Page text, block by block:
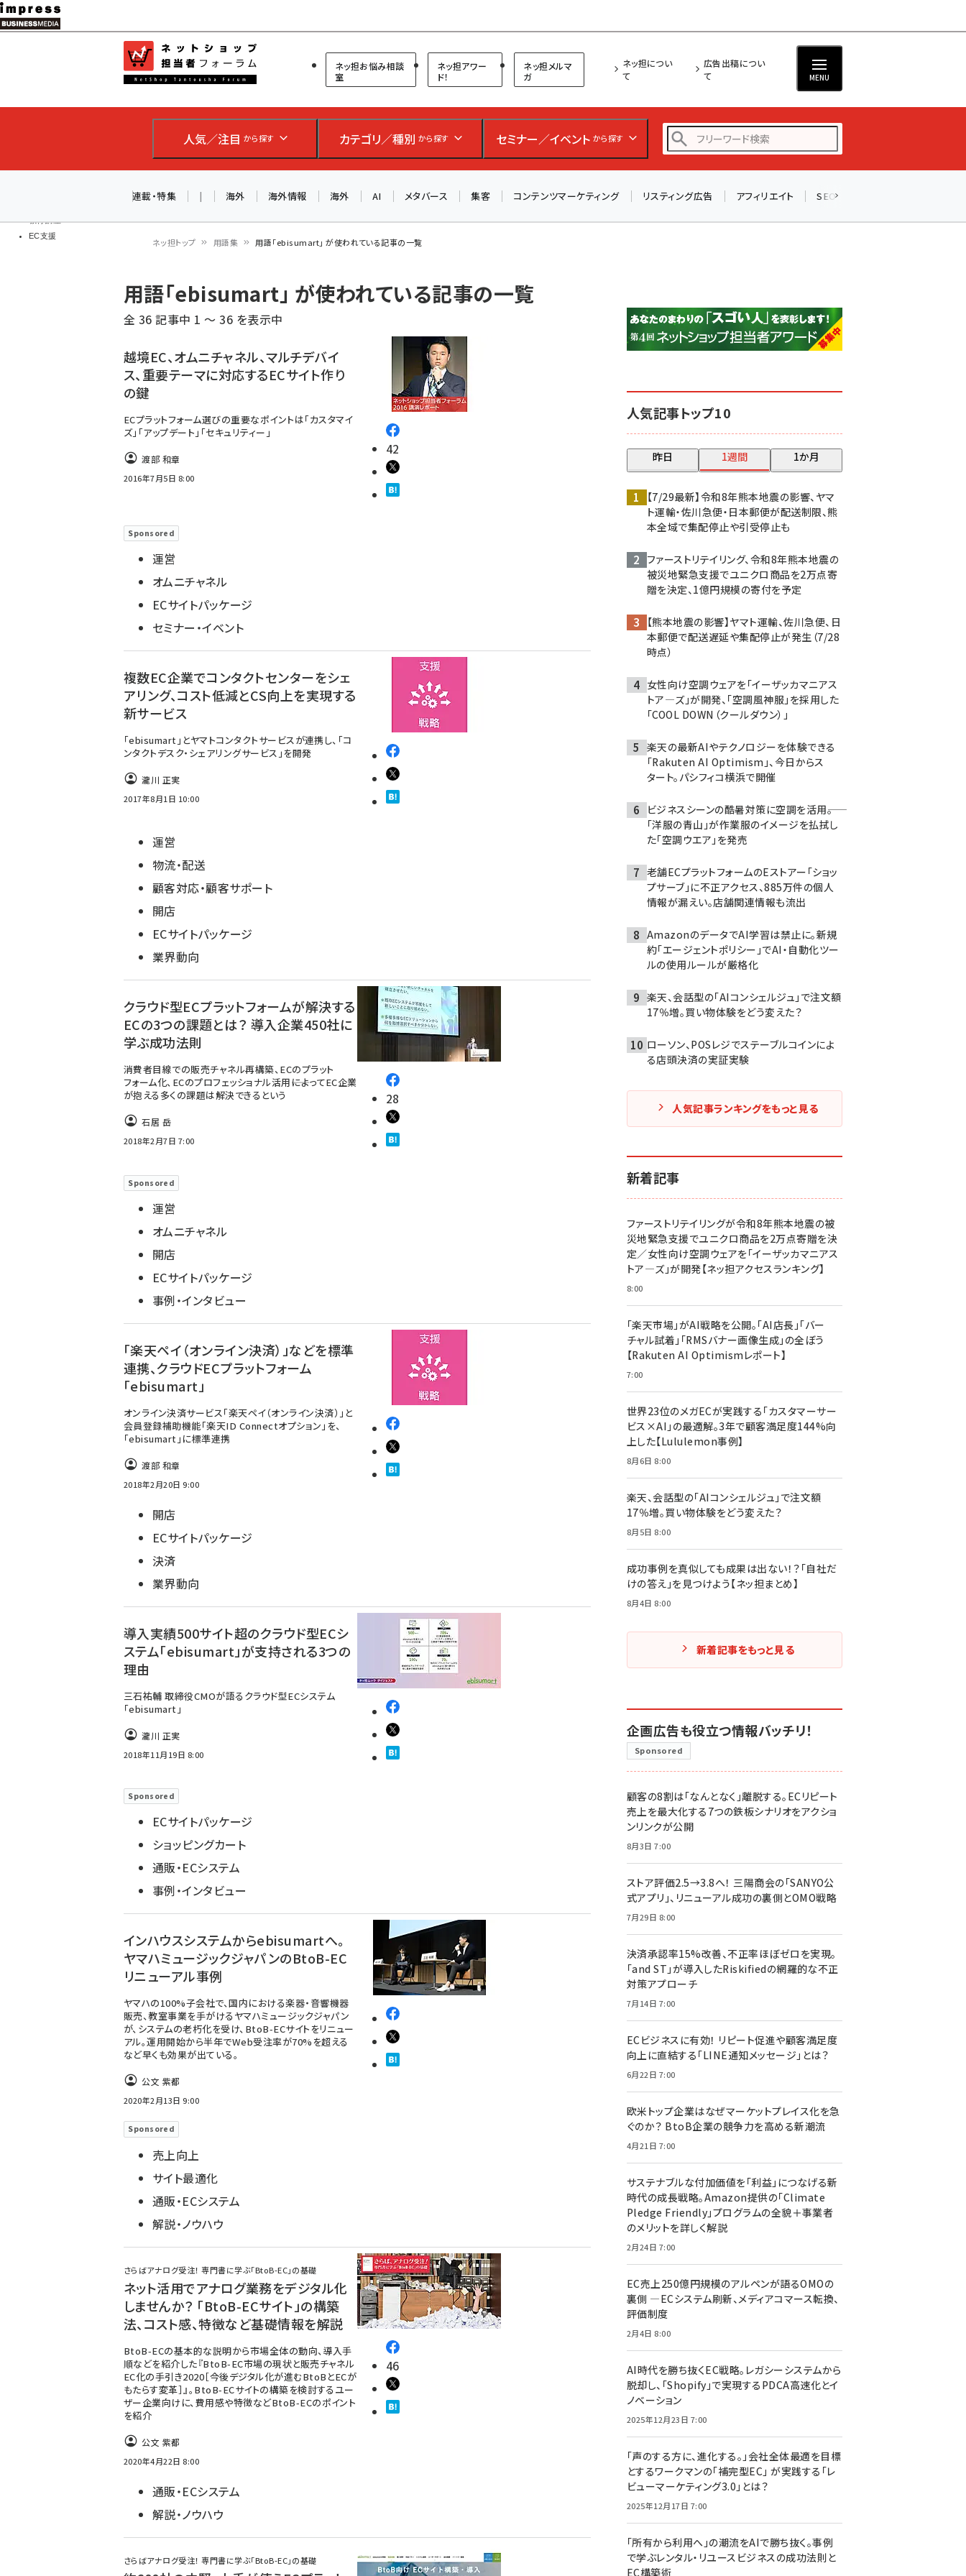
メ
イ
ン
ツ
移
教育講座
EC支援
ネットショップ担当者フォーラム
ネッ担お悩み相談
室
ネッ担アワー
ド！
ネッ担メルマ
ガ
ネッ担につい
て
広告出稿につい
て
MENU
人気／注目 から探す カテゴリ／種別 から探す セミナー／イベント から探す
アスクル (1119)
base (1074)
連載・特集 | 海外 海外情報 海外 AI メタバース 集客 コンテンツマーケティング リスティング広告 アフィリエイト SEO
ン
く
ず
ネッ担トップ 用語集 用語「ebisumart」 が使われている記事の一覧
用語「ebisumart」 が使われている記事の一覧
全 36 記事中 1 ～ 36 を表示中
越境EC、オムニチャネル、マルチデバイ
ス、重要テーマに対応するECサイト作り
の鍵
ECプラットフォーム選びの重要なポイントは「カスタマイ
ズ」「アップデート」「セキュリティー」
渡部 和章
2016年7月5日 8:00
42
Sponsored
運営
オムニチャネル
ECサイトパッケージ
セミナー・イベント
複数EC企業でコンタクトセンターをシェ
アリング、コスト低減とCS向上を実現する
新サービス
「ebisumart」とヤマトコンタクトサービスが連携し、「コ
ンタクトデスク・シェアリングサービス」を開発
瀧川 正実
2017年8月1日 10:00
運営
物流・配送
顧客対応・顧客サポート
開店
ECサイトパッケージ
業界動向
クラウド型ECプラットフォームが解決する
ECの3つの課題とは？ 導入企業450社に
学ぶ成功法則
消費者目線での販売チャネル再構築、ECのプラット
フォーム化、ECのプロフェッショナル活用――によってEC企業
が抱える多くの課題は解決できるという
石居 岳
2018年2月7日 7:00
28
Sponsored
運営
オムニチャネル
開店
ECサイトパッケージ
事例・インタビュー
「楽天ペイ（オンライン決済）」などを標準
連携、クラウドECプラットフォーム
「ebisumart」
オンライン決済サービス「楽天ペイ（オンライン決済）」と
会員登録補助機能「楽天ID Connectオプション」を、
「ebisumart」に標準連携
渡部 和章
2018年2月20日 9:00
開店
ECサイトパッケージ
決済
業界動向
導入実績500サイト超のクラウド型ECシ
ステム「ebisumart」が支持される3つの
理由
三石祐輔 取締役CMOが語るクラウド型ECシステム
「ebisumart」
瀧川 正実
2018年11月19日 8:00
Sponsored
ECサイトパッケージ
ショッピングカート
通販・ECシステム
事例・インタビュー
インハウスシステムからebisumartへ。
ヤマハミュージックジャパンのBtoB-EC
リニューアル事例
ヤマハの100%子会社で、国内における楽器・音響機器
販売、教室事業を手がけるヤマハミュージックジャパン
が、システムの老朽化を受け、BtoB-ECサイトをリニュー
アル。運用開始から半年でWeb受注率が70%を超える
など早くも効果が出ている。
公文 紫都
2020年2月13日 9:00
Sponsored
売上向上
サイト最適化
通販・ECシステム
解説・ノウハウ
さらばアナログ受注！ 専門書に学ぶ「BtoB-EC」の基礎
ネット活用でアナログ業務をデジタル化
しませんか？ 「BtoB-ECサイト」の構築
法、コスト感、特徴など基礎情報を解説
BtoB-ECの基本的な説明から市場全体の動向、導入手
順などを紹介した『BtoB-EC市場の現状と販売チャネル
EC化の手引き2020［今後デジタル化が進むBtoBとECが
もたらす変革］』。BtoB-ECサイトの構築を検討するユー
ザー企業向けに、費用感や特徴などBtoB-ECのポイント
を紹介
公文 紫都
2020年4月22日 8:00
46
通販・ECシステム
解説・ノウハウ
さらばアナログ受注！ 専門書に学ぶ「BtoB-EC」の基礎
人気記事トップ10
昨日 1週間 1か月
【7/29最新】令和8年熊本地震の影響、ヤマ
ト運輸・佐川急便・日本郵便が配送制限、熊
本全域で集配停止や引受停止も
ファーストリテイリング、令和8年熊本地震の
被災地緊急支援でユニクロ商品を2万点寄
贈を決定、1億円規模の寄付を予定
【熊本地震の影響】ヤマト運輸、佐川急便、日
本郵便で配送遅延や集配停止が発生（7/28
時点）
女性向け空調ウェアを「イーザッカマニアス
トア―ズ」が開発、「空調風神服」を採用した
「COOL DOWN（クールダウン）」
楽天の最新AIやテクノロジーを体験できる
「Rakuten AI Optimism」、今日からス
タート。パシフィコ横浜で開催
ビジネスシーンの酷暑対策に空調を活用――。
「洋服の青山」が作業服のイメージを払拭し
た「空調ウエア」を発売
老舗ECプラットフォームのEストアー「ショッ
プサーブ」に不正アクセス、885万件の個人
情報が漏えい。店舗関連情報も流出
AmazonのデータでAI学習は禁止に。新規
約「エージェントポリシー」でAI・自動化ツー
ルの使用ルールが厳格化
楽天、会話型の「AIコンシェルジュ」で注文額
17％増。買い物体験をどう変えた？
ローソン、POSレジでステーブルコインによ
る店頭決済の実証実験
人気記事ランキングをもっと見る
新着記事
ファーストリテイリングが令和8年熊本地震の被
災地緊急支援でユニクロ商品を2万点寄贈を決
定／女性向け空調ウェアを「イーザッカマニアス
トア―ズ」が開発【ネッ担アクセスランキング】
8:00
「楽天市場」がAI戦略を公開。「AI店長」「バー
チャル試着」「RMSバナー画像生成」の全ぼう
【Rakuten AI Optimismレポート】
7:00
世界23位のメガECが実践する「カスタマーサー
ビス×AI」の最適解。3年で顧客満足度144%向
上した【Lululemon事例】
8月6日 8:00
楽天、会話型の「AIコンシェルジュ」で注文額
17％増。買い物体験をどう変えた？
8月5日 8:00
成功事例を真似しても成果は出ない！？「自社だ
けの答え」を見つけよう【ネッ担まとめ】
8月4日 8:00
新着記事をもっと見る
企画広告も役立つ情報バッチリ！
Sponsored
顧客の8割は「なんとなく」離脱する。ECリピート
売上を最大化する7つの鉄板シナリオをアクショ
ンリンクが公開
8月3日 7:00
ストア評価2.5→3.8へ！ 三陽商会の「SANYO公
式アプリ」、リニューアル成功の裏側とOMO戦略
7月29日 8:00
決済承認率15%改善、不正率ほぼゼロを実現。
「and ST」が導入したRiskifiedの網羅的な不正
対策アプローチ
7月14日 7:00
ECビジネスに有効！ リピート促進や顧客満足度
向上に直結する「LINE通知メッセージ」とは？
6月22日 7:00
欧米トップ企業はなぜマーケットプレイス化を急
ぐのか？ BtoB企業の競争力を高める新潮流
4月21日 7:00
サステナブルな付加価値を「利益」につなげる新
時代の成長戦略。Amazon提供の「Climate
Pledge Friendly」プログラムの全貌＋事業者
のメリットを詳しく解説
2月24日 7:00
EC売上250億円規模のアルペンが語るOMOの
裏側 ―ECシステム刷新、メディアコマース転換、
評価制度
2月4日 8:00
AI時代を勝ち抜くEC戦略。レガシーシステムから
脱却し、「Shopify」で実現するPDCA高速化とイ
ノベーション
2025年12月23日 7:00
「声のする方に、進化する。」会社全体最適を目標
とするワークマンの「補完型EC」 が実践する「レ
ビューマーケティング3.0」とは？
2025年12月17日 7:00
「所有から利用へ」の潮流をAIで勝ち抜く。事例
で学ぶレンタル・リユースビジネスの成功法則と
EC構築術
AIが買い物を代行する時代に打つべき「次の一手」とは？
アルペン、オイシックス、元UA責任者が登壇のリアルECセ
ミナー（8/26＠東京）【交流会も実施】
参加登録はこちら↑